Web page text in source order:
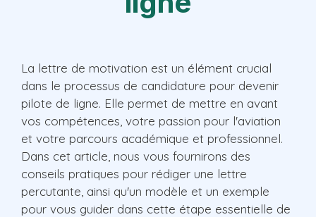
La lettre de motivation est un élément crucial
dans le processus de candidature pour devenir
pilote de ligne. Elle permet de mettre en avant
vos compétences, votre passion pour l'aviation
et votre parcours académique et professionnel.
Dans cet article, nous vous fournirons des
conseils pratiques pour rédiger une lettre
percutante, ainsi qu'un modèle et un exemple
pour vous guider dans cette étape essentielle de